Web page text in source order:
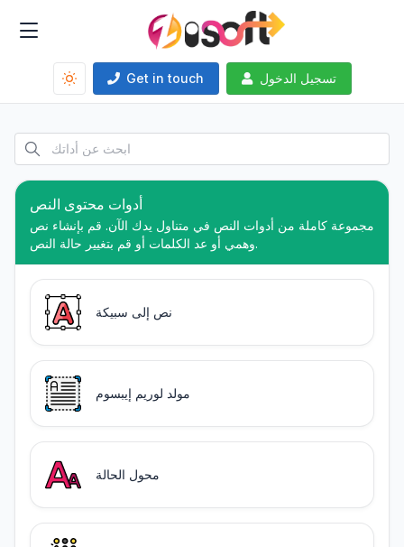
Get in touch تسجيل الدخول
أدوات محتوى النص
مجموعة كاملة من أدوات النص في متناول يدك الآن. قم بإنشاء نص
وهمي أو عد الكلمات أو قم بتغيير حالة النص.
نص إلى سبيكة
مولد لوريم إيبسوم
محول الحالة